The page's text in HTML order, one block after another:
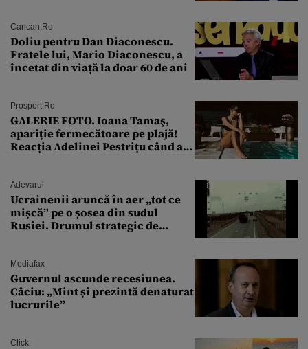
Cancan.ro
Doliu pentru Dan Diaconescu.
Fratele lui, Mario Diaconescu, a
încetat din viață la doar 60 de ani
Prosport.ro
GALERIE FOTO. Ioana Tamaş,
apariție fermecătoare pe plajă!
Reacția Adelinei Pestrițu când a
Adevarul
Ucrainenii aruncă în aer „tot ce
mișcă” pe o șosea din sudul
Rusiei. Drumul strategic de
Mediafax
Guvernul ascunde recesiunea.
Câciu: „Mint și prezintă denaturat
lucrurile”
Click